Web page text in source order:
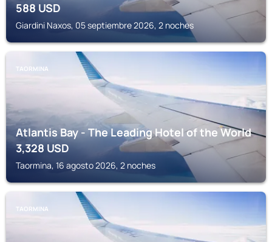
588USD
Giardini Naxos, 05 septiembre 2026, 2 noches
TAORMINA
Atlantis Bay - The Leading Hotel of the World
3,328USD
Taormina, 16 agosto 2026, 2 noches
TAORMINA